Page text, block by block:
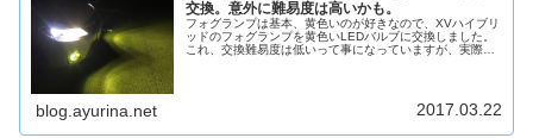
交換。意外に難易度は高いかも。
フォグランプは基本、黄色いのが好きなので、XVハイブリ
ッドのフォグランプを黄色いLEDバルブに交換しました。
これ、交換難易度は低いって事になっていますが、実際や
blog.ayurina.net 2017.03.22